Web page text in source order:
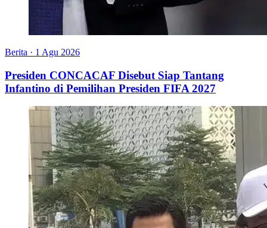
Berita · 1 Agu 2026
Presiden CONCACAF Disebut Siap Tantang
Infantino di Pemilihan Presiden FIFA 2027